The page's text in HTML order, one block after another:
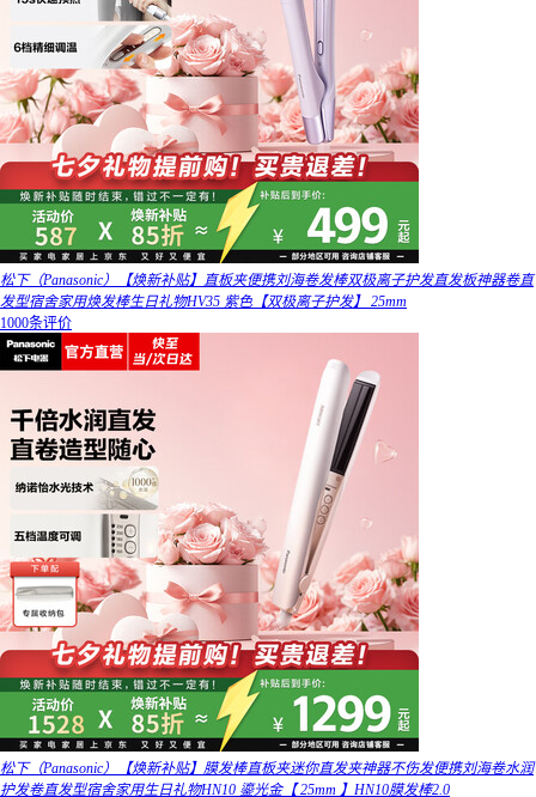
松下（Panasonic）【焕新补贴】直板夹便携刘海卷发棒双极离子护发直发板神器卷直
发型宿舍家用焕发棒生日礼物HV35 紫色【双极离子护发】 25mm
1000条评价
松下（Panasonic）【焕新补贴】膜发棒直板夹迷你直发夹神器不伤发便携刘海卷水润
护发卷直发型宿舍家用生日礼物HN10 鎏光金【 25mm 】HN10膜发棒2.0